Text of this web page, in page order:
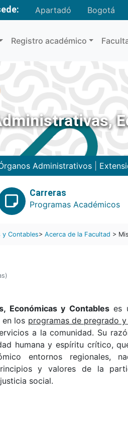
Apartadó Bogotá
Registro académico
Administrativos|
Carreras
Programas Académicos
y Contables> Acerca de la Facultad >
Económicas y Contables es
los programas de pregrado
a la comunidad. Su
humana y espíritu crítico,
entornos regionales,
y valores de la
social.